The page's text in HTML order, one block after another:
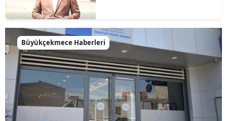
Büyükçekmece Haberleri